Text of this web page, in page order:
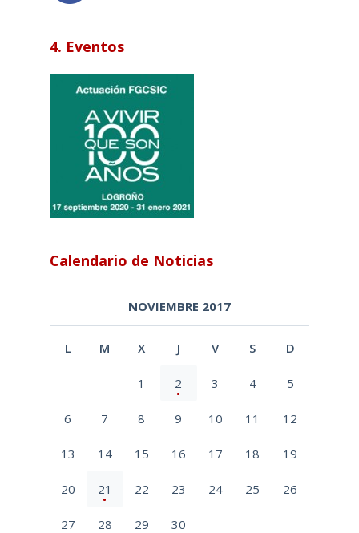
4. Eventos
Calendario de Noticias
NOVIEMBRE 2017
L M X J V S D
1 2 3 4 5
6 7 8 9 10 11 12
13 14 15 16 17 18 19
20 21 22 23 24 25 26
27 28 29 30